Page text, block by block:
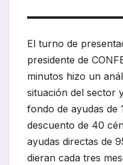
El turno de
presidente de
minutos hizo un
situación del sector
fondo de ayudas de
descuento de 40
ayudas directas de
dieran cada tres